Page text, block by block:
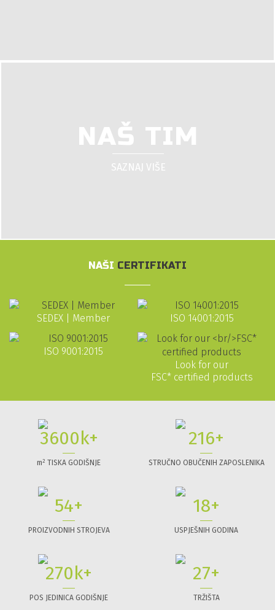
NAŠ TIM
SAZNAJ VIŠE
NAŠI CERTIFIKATI
SEDEX | Member ISO 14001:2015
ISO 9001:2015
Look for our
FSC* certified products
3733k+
m2 TISKA GODIŠNJE
224+
STRUČNO OBUČENIH ZAPOSLENIKA
56+
PROIZVODNIH STROJEVA
19+
USPJEŠNIH GODINA
280k+
POS JEDINICA GODIŠNJE
28+
TRŽIŠTA